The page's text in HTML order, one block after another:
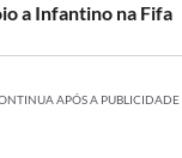
a Infantino na Fifa
APÓS A PUBLICIDADE